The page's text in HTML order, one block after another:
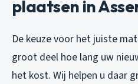
plaatsen in
De keuze voor het juiste
groot deel hoe lang uw
het kost. Wij helpen u daar